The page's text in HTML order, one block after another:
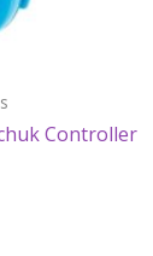
Controller